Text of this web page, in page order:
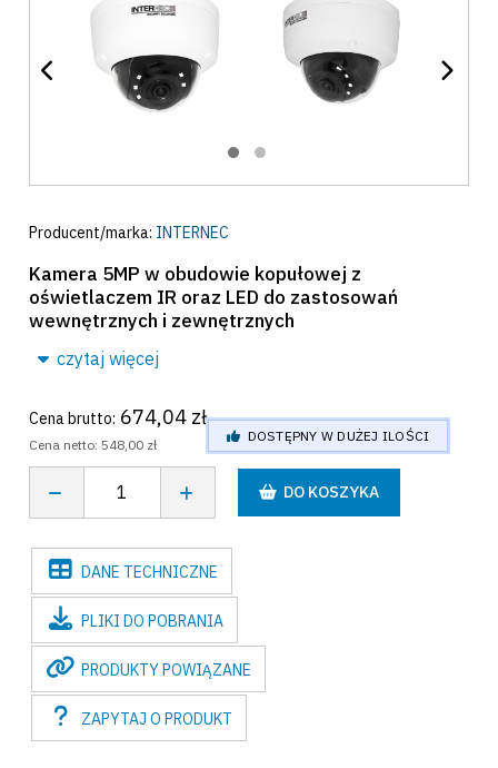
Producent/marka: INTERNEC
Kamera 5MP w obudowie kopułowej z
oświetlaczem IR oraz LED do zastosowań
wewnętrznych i zewnętrznych
czytaj więcej
Cena brutto: 674,04 zł
Cena netto: 548,00 zł
DOSTĘPNY W DUŻEJ ILOŚCI
DO KOSZYKA
DANE TECHNICZNE
PLIKI DO POBRANIA
PRODUKTY POWIĄZANE
ZAPYTAJO PRODUKT